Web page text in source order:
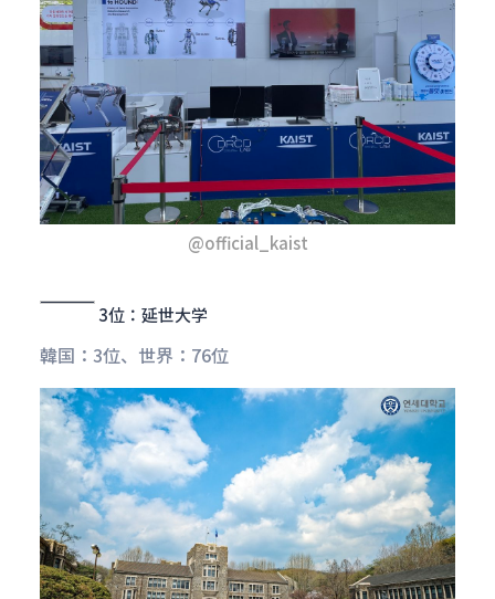
@official_kaist
3位：延世大学
韓国：3位、世界：76位